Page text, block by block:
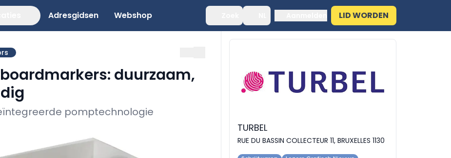
Adresgidsen Webshop LID WORDEN
duurzaam,
pomptechnologie
TURBEL
RUE DU BASSIN COLLECTEUR 11, BRUXELLES 1130